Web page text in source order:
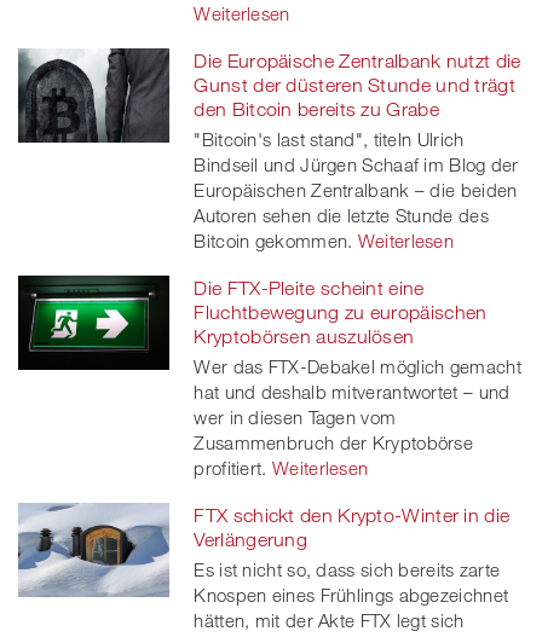
Weiterlesen
Die Europäische Zentralbank nutzt die
Gunst der düsteren Stunde und trägt
den Bitcoin bereits zu Grabe
"Bitcoin's last stand", titeln Ulrich
Bindseil und Jürgen Schaaf im Blog der
Europäischen Zentralbank – die beiden
Autoren sehen die letzte Stunde des
Bitcoin gekommen. Weiterlesen
Die FTX-Pleite scheint eine
Fluchtbewegung zu europäischen
Kryptobörsen auszulösen
Wer das FTX-Debakel möglich gemacht
hat und deshalb mitverantwortet – und
wer in diesen Tagen vom
Zusammenbruch der Kryptobörse
profitiert. Weiterlesen
FTX schickt den Krypto-Winter in die
Verlängerung
Es ist nicht so, dass sich bereits zarte
Knospen eines Frühlings abgezeichnet
hätten, mit der Akte FTX legt sich